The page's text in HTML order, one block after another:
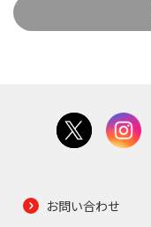
お問い合わせ